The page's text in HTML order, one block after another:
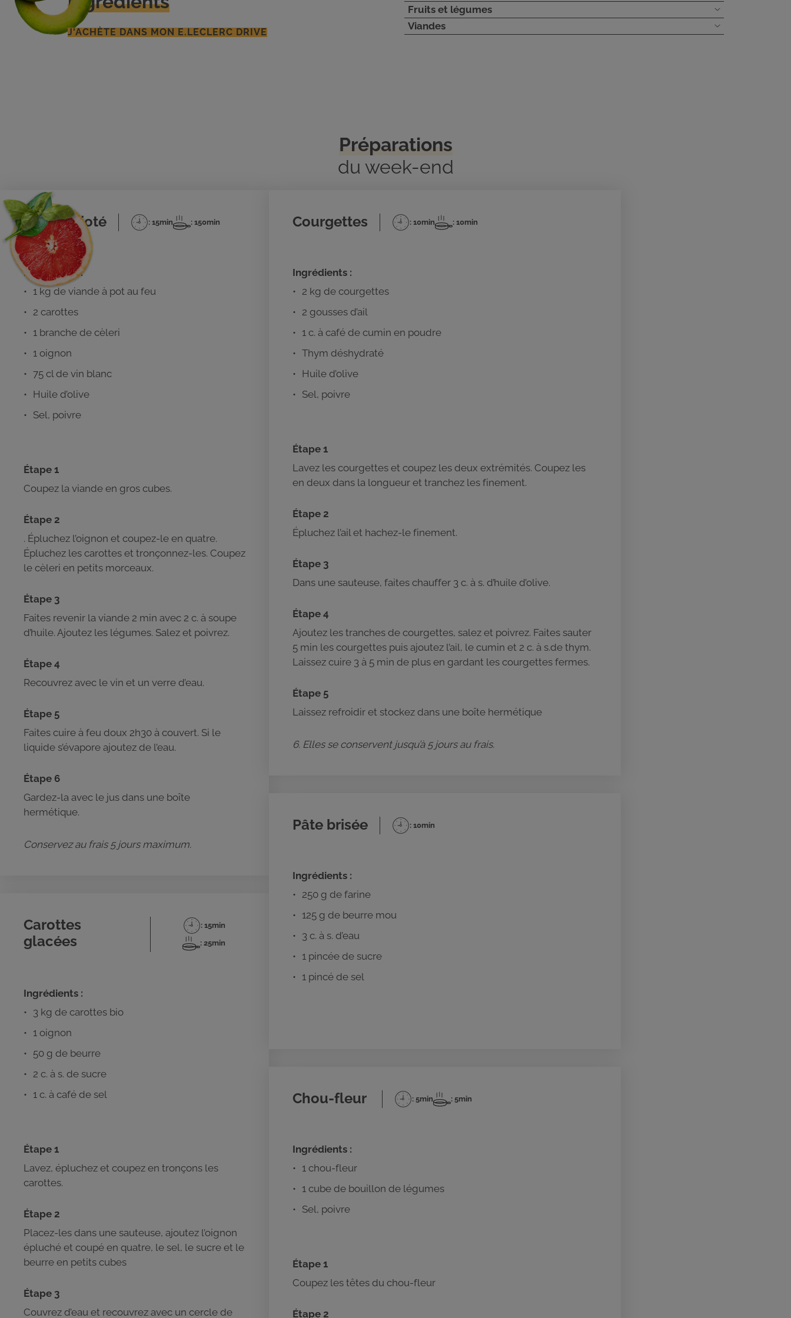
J'ACHÈTE DANS MON E.LECLERC DRIVE
Fruits et légumes
Viandes
Préparations
du week-end
Bœuf mijoté
Temps
: 15min
Temps
: 150min
Ingrédients :
1 kg de viande à pot au feu
2 carottes
1 branche de cèleri
1 oignon
75 cl de vin blanc
Huile d’olive
Sel, poivre
Étape 1
Coupez la viande en gros cubes.
Étape 2
. Épluchez l’oignon et coupez-le en quatre.
Épluchez les carottes et tronçonnez-les. Coupez
le cèleri en petits morceaux.
Étape 3
Faites revenir la viande 2 min avec 2 c. à soupe
d’huile. Ajoutez les légumes. Salez et poivrez.
Étape 4
Recouvrez avec le vin et un verre d’eau.
Étape 5
Faites cuire à feu doux 2h30 à couvert. Si le
liquide s’évapore ajoutez de l’eau.
Étape 6
Gardez-la avec le jus dans une boîte
hermétique.
Conservez au frais 5 jours maximum.
Carottes
glacées
Temps
de
préparation
: 15min
Temps
: 25min
Ingrédients :
3 kg de carottes bio
1 oignon
50 g de beurre
2 c. à s. de sucre
1 c. à café de sel
Étape 1
Lavez, épluchez et coupez en tronçons les
carottes.
Étape 2
Placez-les dans une sauteuse, ajoutez l’oignon
épluché et coupé en quatre, le sel, le sucre et le
beurre en petits cubes
Étape 3
Couvrez d’eau et recouvrez avec un cercle de
Courgettes
Temps
: 10min
Temps
: 10min
Ingrédients :
2 kg de courgettes
2 gousses d’ail
1 c. à café de cumin en poudre
Thym déshydraté
Huile d’olive
Sel, poivre
Étape 1
Lavez les courgettes et coupez les deux extrémités. Coupez les
en deux dans la longueur et tranchez les finement.
Étape 2
Épluchez l’ail et hachez-le finement.
Étape 3
Dans une sauteuse, faites chauffer 3 c. à s. d’huile d’olive.
Étape 4
Ajoutez les tranches de courgettes, salez et poivrez. Faites sauter
5 min les courgettes puis ajoutez l’ail, le cumin et 2 c. à s.de thym.
Laissez cuire 3 à 5 min de plus en gardant les courgettes fermes.
Étape 5
Laissez refroidir et stockez dans une boîte hermétique
6. Elles se conservent jusqu’à 5 jours au frais.
Pâte brisée
Temps
: 10min
Ingrédients :
250 g de farine
125 g de beurre mou
3 c. à s. d’eau
1 pincée de sucre
1 pincé de sel
Chou-fleur
Temps
: 5min
Temps
: 5min
Ingrédients :
1 chou-fleur
1 cube de bouillon de légumes
Sel, poivre
Étape 1
Coupez les têtes du chou-fleur
Étape 2